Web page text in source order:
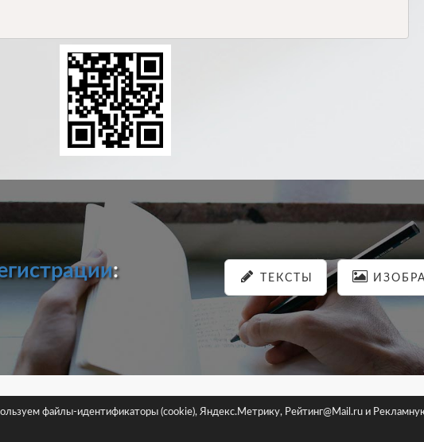
: ТЕКСТЫ
файлы-идентификаторы (cookie), Яндекс.Метрику, Рейтинг@Mail.ru и